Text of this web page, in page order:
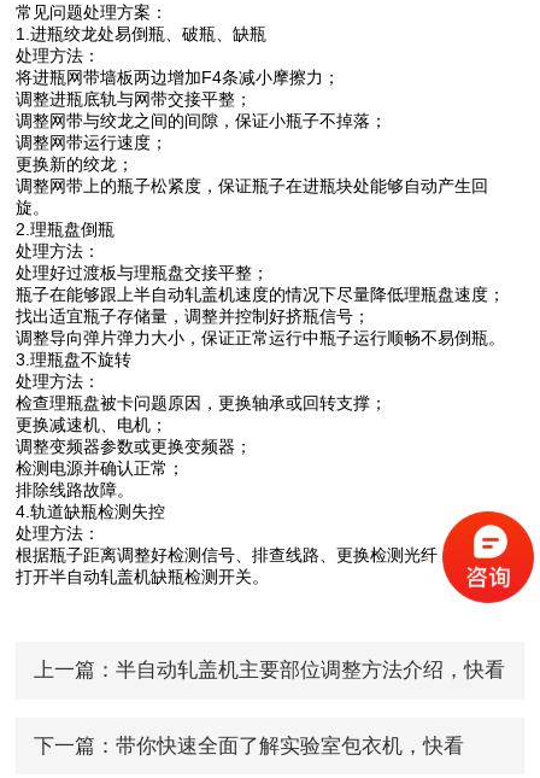
常见问题处理方案：
1.进瓶绞龙处易倒瓶、破瓶、缺瓶
处理方法：
将进瓶网带墙板两边增加F4条减小摩擦力；
调整进瓶底轨与网带交接平整；
调整网带与绞龙之间的间隙，保证小瓶子不掉落；
调整网带运行速度；
更换新的绞龙；
调整网带上的瓶子松紧度，保证瓶子在进瓶块处能够自动产生回
旋。
2.理瓶盘倒瓶
处理方法：
处理好过渡板与理瓶盘交接平整；
瓶子在能够跟上半自动轧盖机速度的情况下尽量降低理瓶盘速度；
找出适宜瓶子存储量，调整并控制好挤瓶信号；
调整导向弹片弹力大小，保证正常运行中瓶子运行顺畅不易倒瓶。
3.理瓶盘不旋转
处理方法：
检查理瓶盘被卡问题原因，更换轴承或回转支撑；
更换减速机、电机；
调整变频器参数或更换变频器；
检测电源并确认正常；
排除线路故障。
4.轨道缺瓶检测失控
处理方法：
根据瓶子距离调整好检测信号、排查线路、更换检测光纤；
打开半自动轧盖机缺瓶检测开关。
上一篇： 半自动轧盖机主要部位调整方法介绍，快看
下一篇： 带你快速全面了解实验室包衣机，快看